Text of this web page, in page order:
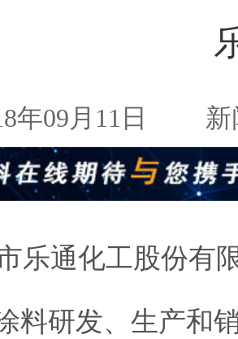
年09月11日 新
乐通化工股份有
料研发、生产和